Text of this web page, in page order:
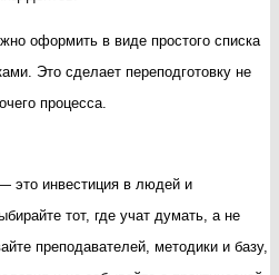
оформить в виде простого списка
Это сделает переподготовку не
процесса.
это инвестиция в людей и
тот, где учат думать, а не
преподавателей, методики и базу,